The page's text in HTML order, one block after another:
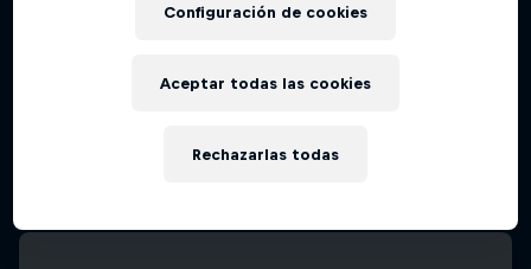
Configuración de cookies
Rechazarlas todas
Aceptar todas las cookies